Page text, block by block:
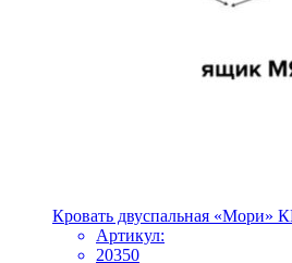
Кровать двуспальная «Мори»
Артикул:
20350